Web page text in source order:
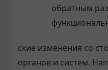
обратным
ские изменения со
органов и систем.